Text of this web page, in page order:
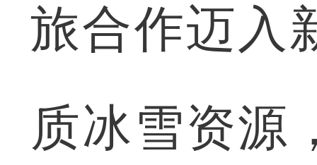
旅合作迈入
质冰雪资源